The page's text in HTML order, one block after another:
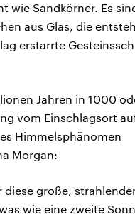
wie Sandkörner. Es
aus Glas, die
erstarrte
Jahren in 1000
vom Einschlagsort
Himmelsphänomen
Morgan:
diese große,
wie eine zweite